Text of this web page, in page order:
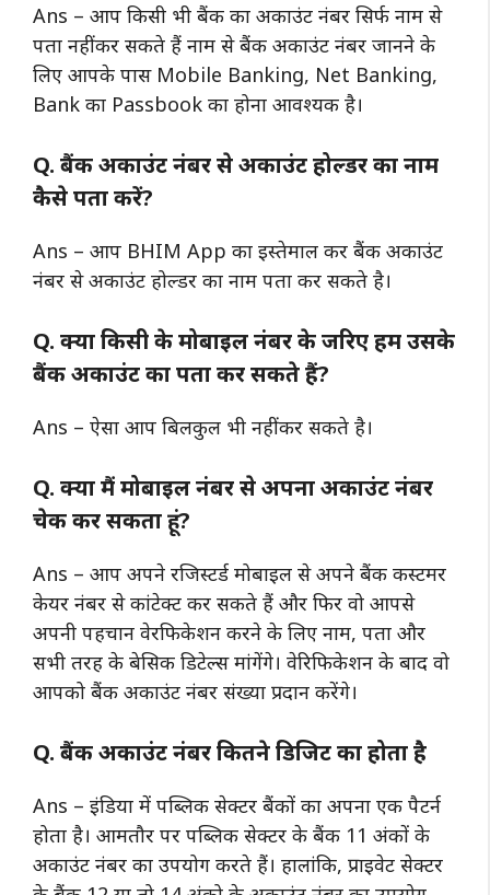
Ans – आप किसी भी बैंक का अकाउंट नंबर सिर्फ नाम से
पता नहीं कर सकते हैं नाम से बैंक अकाउंट नंबर जानने के
लिए आपके पास Mobile Banking, Net Banking,
Bank का Passbook का होना आवश्यक है।
Q. बैंक अकाउंट नंबर से अकाउंट होल्डर का नाम
कैसे पता करें?
Ans – आप BHIM App का इस्तेमाल कर बैंक अकाउंट
नंबर से अकाउंट होल्डर का नाम पता कर सकते है।
Q. क्या किसी के मोबाइल नंबर के जरिए हम उसके
बैंक अकाउंट का पता कर सकते हैं?
Ans – ऐसा आप बिलकुल भी नहीं कर सकते है।
Q. क्या मैं मोबाइल नंबर से अपना अकाउंट नंबर
चेक कर सकता हूं?
Ans – आप अपने रजिस्टर्ड मोबाइल से अपने बैंक कस्टमर
केयर नंबर से कांटेक्ट कर सकते हैं और फिर वो आपसे
अपनी पहचान वेरफिकेशन करने के लिए नाम, पता और
सभी तरह के बेसिक डिटेल्स मांगेंगे। वेरिफिकेशन के बाद वो
आपको बैंक अकाउंट नंबर संख्या प्रदान करेंगे।
Q. बैंक अकाउंट नंबर कितने डिजिट का होता है
Ans – इंडिया में पब्लिक सेक्टर बैंकों का अपना एक पैटर्न
होता है। आमतौर पर पब्लिक सेक्टर के बैंक 11 अंकों के
अकाउंट नंबर का उपयोग करते हैं। हालांकि, प्राइवेट सेक्टर